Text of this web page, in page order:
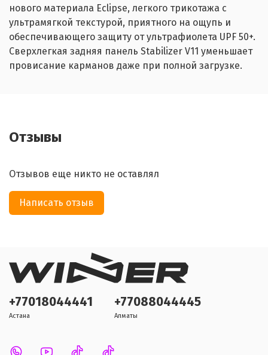
нового материала Eclipse, легкого трикотажа с
ультрамягкой текстурой, приятного на ощупь и
обеспечивающего защиту от ультрафиолета UPF 50+.
Сверхлегкая задняя панель Stabilizer V11 уменьшает
провисание карманов даже при полной загрузке.
Отзывы
Отзывов еще никто не оставлял
Написать отзыв
+77018044441
Астана
+77088044445
Алматы